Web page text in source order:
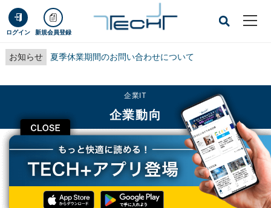
ログイン 新規会員登録
お知らせ 夏季休業期間のお問い合わせについて
CLOSE
企業IT
企業動向
TECH+ 企業IT
企業動向
国内のスマホユーザーの平均像は「男性」「35歳以下」「○○在住」
国内のスマホユーザーの平均像は「男性」